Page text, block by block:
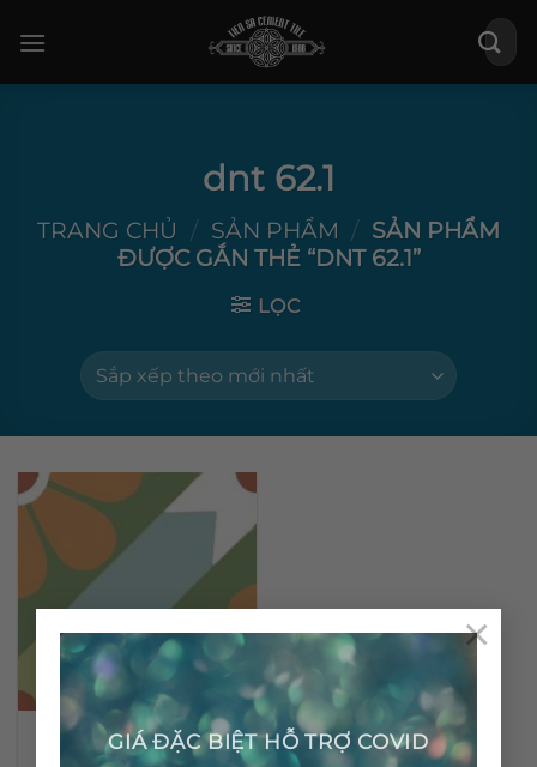
GIÁ ĐẶC BIỆT HỖ TRỢ COVID
×
qua
Tìm
kiếm:
dnt 62.1
TRANG CHỦ / SẢN PHẨM / SẢN PHẨM
ĐƯỢC GẮN THẺ “DNT 62.1”
LỌC
Gạch bông cổ điển CTS
62.1